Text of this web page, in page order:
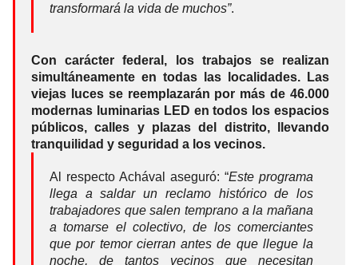
transformará la vida de muchos”.
Con carácter federal, los trabajos se realizan
simultáneamente en todas las localidades. Las
viejas luces se reemplazarán por más de 46.000
modernas luminarias LED en todos los espacios
públicos, calles y plazas del distrito, llevando
tranquilidad y seguridad a los vecinos.
Al respecto Achával aseguró: “Este programa
llega a saldar un reclamo histórico de los
trabajadores que salen temprano a la mañana
a tomarse el colectivo, de los comerciantes
que por temor cierran antes de que llegue la
noche, de tantos vecinos que necesitan